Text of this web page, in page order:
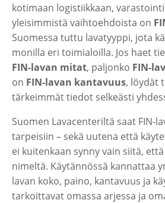
kotimaan logistiikkaan,
yleisimmistä vaihtoehdoista on
Suomessa tuttu lavatyyppi, jota
monilla eri toimialoilla. Jos haet
FIN-lavan mitat, paljonko FIN-
on FIN-lavan kantavuus, löydät
tärkeimmät tiedot selkeästi
Suomen Lavacenteriltä saat FIN-
tarpeisiin – sekä uutena että
ei kuitenkaan synny vain siitä,
nimeltä. Käytännössä kannattaa
lavan koko, paino, kantavuus ja
tarkoittavat omassa arjessa ja